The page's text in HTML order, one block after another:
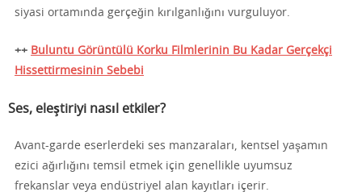
siyasi ortamında gerçeğin kırılganlığını vurguluyor.
++ Buluntu Görüntülü Korku Filmlerinin Bu Kadar Gerçekçi
Hissettirmesinin Sebebi
Ses, eleştiriyi nasıl etkiler?
Avant-garde eserlerdeki ses manzaraları, kentsel yaşamın
ezici ağırlığını temsil etmek için genellikle uyumsuz
frekanslar veya endüstriyel alan kayıtları içerir.